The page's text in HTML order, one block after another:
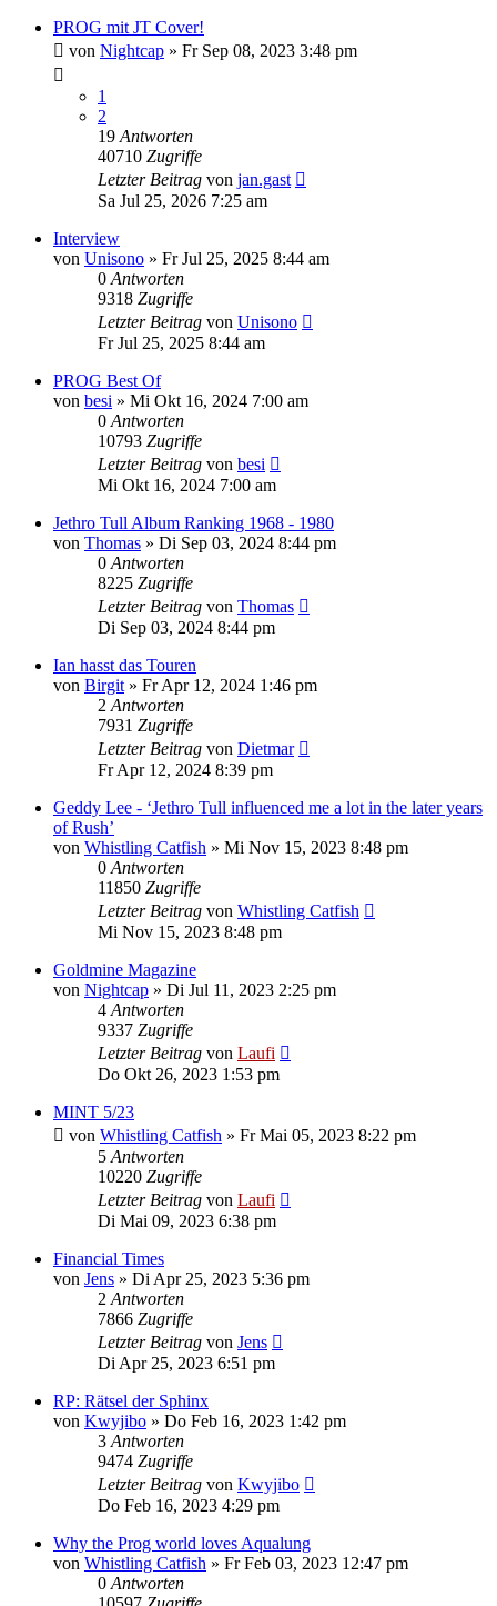
PROG mit JT Cover!
von Nightcap » Fr Sep 08, 2023 3:48 pm
1
2
19 Antworten
40710 Zugriffe
Letzter Beitrag von jan.gast
Sa Jul 25, 2026 7:25 am
Interview
von Unisono » Fr Jul 25, 2025 8:44 am
0 Antworten
9318 Zugriffe
Letzter Beitrag von Unisono
Fr Jul 25, 2025 8:44 am
PROG Best Of
von besi » Mi Okt 16, 2024 7:00 am
0 Antworten
10793 Zugriffe
Letzter Beitrag von besi
Mi Okt 16, 2024 7:00 am
Jethro Tull Album Ranking 1968 - 1980
von Thomas » Di Sep 03, 2024 8:44 pm
0 Antworten
8225 Zugriffe
Letzter Beitrag von Thomas
Di Sep 03, 2024 8:44 pm
Ian hasst das Touren
von Birgit » Fr Apr 12, 2024 1:46 pm
2 Antworten
7931 Zugriffe
Letzter Beitrag von Dietmar
Fr Apr 12, 2024 8:39 pm
Geddy Lee - ‘Jethro Tull influenced me a lot in the later years
of Rush’
von Whistling Catfish » Mi Nov 15, 2023 8:48 pm
0 Antworten
11850 Zugriffe
Letzter Beitrag von Whistling Catfish
Mi Nov 15, 2023 8:48 pm
Goldmine Magazine
von Nightcap » Di Jul 11, 2023 2:25 pm
4 Antworten
9337 Zugriffe
Letzter Beitrag von Laufi
Do Okt 26, 2023 1:53 pm
MINT 5/23
von Whistling Catfish » Fr Mai 05, 2023 8:22 pm
5 Antworten
10220 Zugriffe
Letzter Beitrag von Laufi
Di Mai 09, 2023 6:38 pm
Financial Times
von Jens » Di Apr 25, 2023 5:36 pm
2 Antworten
7866 Zugriffe
Letzter Beitrag von Jens
Di Apr 25, 2023 6:51 pm
RP: Rätsel der Sphinx
von Kwyjibo » Do Feb 16, 2023 1:42 pm
3 Antworten
9474 Zugriffe
Letzter Beitrag von Kwyjibo
Do Feb 16, 2023 4:29 pm
Why the Prog world loves Aqualung
von Whistling Catfish » Fr Feb 03, 2023 12:47 pm
0 Antworten